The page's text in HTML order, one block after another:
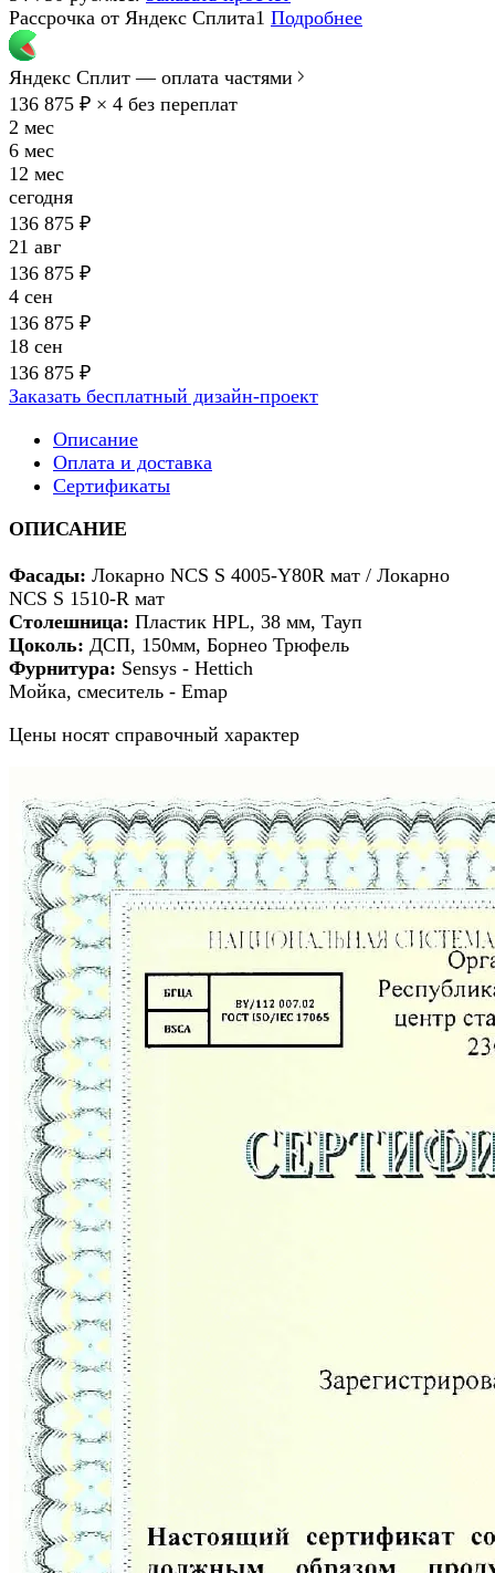
Рассрочка от Яндекс Сплита1 Подробнее
Яндекс Сплит — оплата частями
136 875 ₽ × 4 без переплат
2 мес
6 мес
12 мес
сегодня
136 875 ₽
21 авг
136 875 ₽
4 сен
136 875 ₽
18 сен
136 875 ₽
Заказать бесплатный дизайн-проект
Описание
Оплата и доставка
Сертификаты
ОПИСАНИЕ
Фасады: Локарно NCS S 4005-Y80R мат / Локарно
NCS S 1510-R мат
Столешница: Пластик HPL, 38 мм, Тауп
Цоколь: ДСП, 150мм, Борнео Трюфель
Фурнитура: Sensys - Hettich
Мойка, смеситель - Emap
Цены носят справочный характер